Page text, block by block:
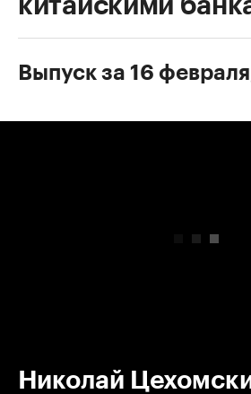
китайскими
Выпуск за 16
Николай